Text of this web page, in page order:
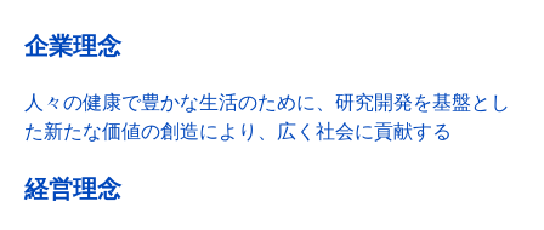
企業理念
人々の健康で豊かな生活のために、研究開発を基盤とし
た新たな価値の創造により、広く社会に貢献する
経営理念